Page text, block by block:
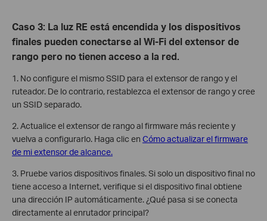
Caso 3: La luz RE está encendida y los dispositivos
finales pueden conectarse al Wi-Fi del extensor de
rango pero no tienen acceso a la red.
1. No configure el mismo SSID para el extensor de rango y el
ruteador. De lo contrario, restablezca el extensor de rango y cree
un SSID separado.
2. Actualice el extensor de rango al firmware más reciente y
vuelva a configurarlo. Haga clic en Cómo actualizar el firmware
de mi extensor de alcance.
3. Pruebe varios dispositivos finales. Si solo un dispositivo final no
tiene acceso a Internet, verifique si el dispositivo final obtiene
una dirección IP automáticamente. ¿Qué pasa si se conecta
directamente al enrutador principal?